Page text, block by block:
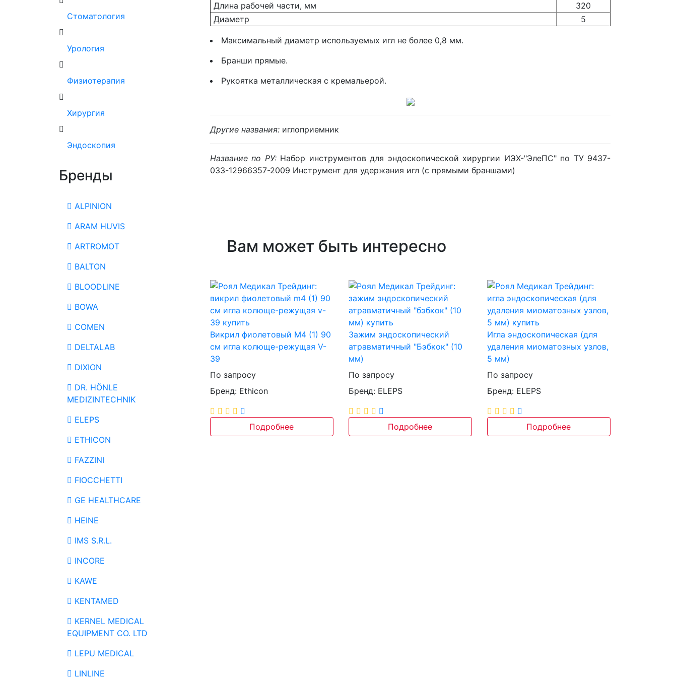
Стоматология
Урология
Физиотерапия
Хирургия
Эндоскопия
Бренды
ALPINION
ARAM HUVIS
ARTROMOT
BALTON
BLOODLINE
BOWA
COMEN
DELTALAB
DIXION
DR. HÖNLE
MEDIZINTECHNIK
ELEPS
ETHICON
FAZZINI
FIOCCHETTI
GE HEALTHCARE
HEINE
IMS S.R.L.
INCORE
KAWE
KENTAMED
KERNEL MEDICAL
EQUIPMENT CO. LTD
LEPU MEDICAL
LINLINE
Длина рабочей части, мм
320
Диаметр
5
Максимальный диаметр используемых игл не более 0,8 мм.
Бранши прямые.
Рукоятка металлическая с кремальерой.
Другие названия: иглоприемник
Название по РУ:Набор инструментов для эндоскопической хирургии ИЭХ-"ЭлеПС" по ТУ 9437-
033-12966357-2009 Инструмент для удержания игл (с прямыми браншами)
Вам может быть интересно
Викрил фиолетовый M4 (1) 90
см игла колюще-режущая V-
39
По запросу
Бренд: Ethicon
Подробнее
Зажим эндоскопический
атравматичный "Бэбкок" (10
мм)
По запросу
Бренд: ELEPS
Подробнее
Игла эндоскопическая (для
удаления миоматозных узлов,
5 мм)
По запросу
Бренд: ELEPS
Подробнее